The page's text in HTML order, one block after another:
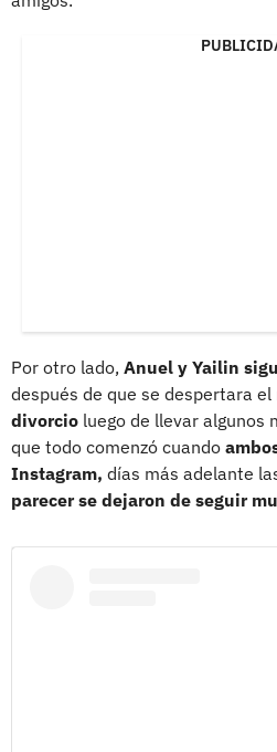
Por otro lado, Anuel y Yailin
después de que se despertara el
divorcio luego de llevar algunos
que todo comenzó cuando
Instagram, días más adelante
parecer se dejaron de seguir